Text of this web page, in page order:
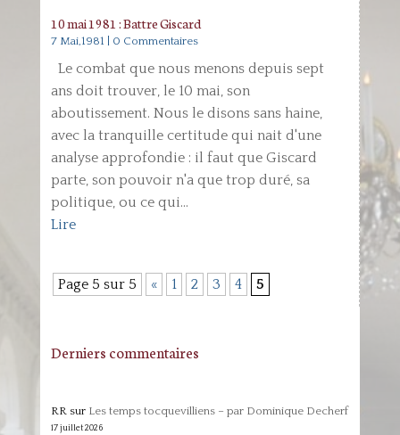
10 mai 1981 : Battre Giscard
7 Mai,1981 | 0 Commentaires
Le combat que nous menons depuis sept
ans doit trouver, le 10 mai, son
aboutissement. Nous le disons sans haine,
avec la tranquille certitude qui nait d'une
analyse approfondie : il faut que Giscard
parte, son pouvoir n'a que trop duré, sa
politique, ou ce qui...
Lire
Page 5 sur 5 « 1 2 3 4 5
Derniers commentaires
RRsur Les temps tocquevilliens – par Dominique Decherf
17 juillet 2026